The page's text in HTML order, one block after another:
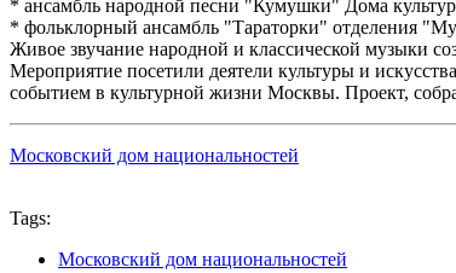
* ансамбль народной песни "Кумушки" Дома
* фольклорный ансамбль "Тараторки" отделения
Живое звучание народной и классической музыки
Мероприятие посетили деятели культуры и
событием в культурной жизни Москвы. Проект,
Московский дом национальностей
Tags:
Московский дом национальностей